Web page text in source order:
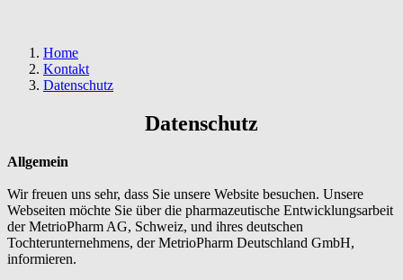
Home
Kontakt
Datenschutz
Datenschutz
Allgemein
Wir freuen uns sehr, dass Sie unsere Website besuchen. Unsere
Webseiten möchte Sie über die pharmazeutische Entwicklungsarbeit
der MetrioPharm AG, Schweiz, und ihres deutschen
Tochterunternehmens, der MetrioPharm Deutschland GmbH,
informieren.